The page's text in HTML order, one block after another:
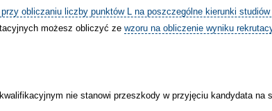
obliczaniu liczby punktów L na poszczególne kierunki studiów
możesz obliczyć ze wzoru na obliczenie wyniku
nie stanowi przeszkody w przyjęciu kandydata na